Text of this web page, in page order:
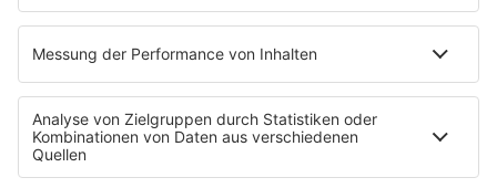
Konzertkalender
Festivals
Wacken Open Air
SHOP
RADIO BOB!